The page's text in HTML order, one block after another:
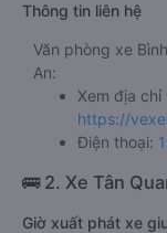
Thông tin liên hệ
Văn phòng xe
An:
Xem địa chỉ
https://
Điện thoại:
🚌 2. Xe Tân
Giờ xuất phát xe